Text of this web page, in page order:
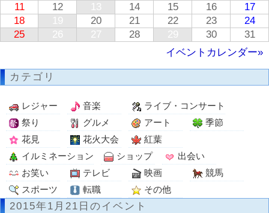
11
12 13 14 15 16
17
18
19 20 21 22 23
24
25
26 27 28 29 30
31
イベントカレンダー»
カテゴリ
レジャー 音楽
ライブ・コンサート
祭り
グルメ アート
季節
花見
花火大会
紅葉
イルミネーション
ショップ
出会い
お笑い
テレビ 映画
競馬
スポーツ
転職 その他
2015年1月21日のイベント